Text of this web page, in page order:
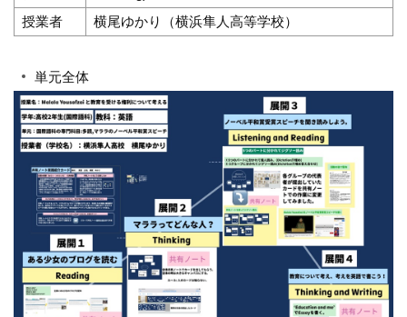
授業者
横尾ゆかり（横浜隼人高等学校）
単元全体